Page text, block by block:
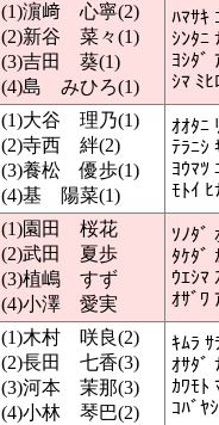
(1)濵﨑 心寧(2)
(2)新谷 菜々(1)
(3)吉田 葵(1)
(4)島 みひろ(1)
ﾊﾏｻｷ
ｼﾝﾀﾆ
ﾖｼﾀﾞ
ｼﾏ ﾐﾋ
(1)大谷 理乃(1)
(2)寺西 絆(2)
(3)養松 優歩(1)
(4)基 陽菜(1)
ｵｵﾀﾆ
ﾃﾗﾆｼ
ﾖｳﾏﾂ
ﾓﾄｲ ﾋ
(1)園田 桜花
(2)武田 夏歩
(3)植嶋 すず
(4)小澤 愛実
ｿﾉﾀﾞ
ﾀｹﾀﾞ
ｳｴｼﾏ
ｵｻﾞﾜ
(1)木村 咲良(2)
(2)長田 七香(3)
(3)河本 茉那(3)
(4)小林 琴巴(2)
ｷﾑﾗ ｻ
ｵｻﾀﾞ
ｶﾜﾓﾄ
ｺﾊﾞﾔ